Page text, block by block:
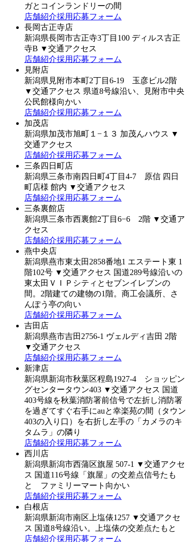
ガとコインランドリーの間
店舗紹介採用応募フォーム
長岡古正寺店
新潟県長岡市古正寺3丁目100 ディルス古正
寺B ▼交通アクセス
店舗紹介採用応募フォーム
見附店
新潟県見附市本町2丁目6-19 玉彦ビル2階
▼交通アクセス 県道8号線沿い、見附市中央
公民館様向かい
店舗紹介採用応募フォーム
加茂店
新潟県加茂市旭町１−１３ 加茂んハウス ▼
交通アクセス
店舗紹介採用応募フォーム
三条四日町店
新潟県三条市南四日町4丁目4-7 原信 四日
町店様 館内 ▼交通アクセス
店舗紹介採用応募フォーム
三条裏館店
新潟県三条市西裏館2丁目6−6 2階 ▼交通ア
クセス
店舗紹介採用応募フォーム
燕中央店
新潟県燕市東太田2858番地1 エステート東 1
階102号 ▼交通アクセス 国道289号線沿いの
東太田ＶＩＰシティとセブンイレブンの
間。2階建ての建物の1階。商工会議所、さ
んぽう亭の向い
店舗紹介採用応募フォーム
吉田店
新潟県燕市吉田2756-1 ヴェルディ吉田 2階
▼交通アクセス
店舗紹介採用応募フォーム
新津店
新潟県新潟市秋葉区程島1927-4 ショッピン
グセンタータウン403 ▼交通アクセス 国道
403号線を秋葉消防署前信号で左折し消防署
を過ぎてすぐ右手にauと幸楽苑の間（タウン
403の入り口）を右折し左手の「カメラのキ
タムラ」の隣り
店舗紹介採用応募フォーム
西川店
新潟県新潟市西蒲区旗屋 507-1 ▼交通アクセ
ス 国道116号線「旗屋」の交差点信号たも
と ファミリーマート向かい
店舗紹介採用応募フォーム
白根店
新潟県新潟市南区上塩俵1257 ▼交通アクセ
ス 国道8号線沿い。上塩俵の交差点たもと
店舗紹介採用応募フォーム